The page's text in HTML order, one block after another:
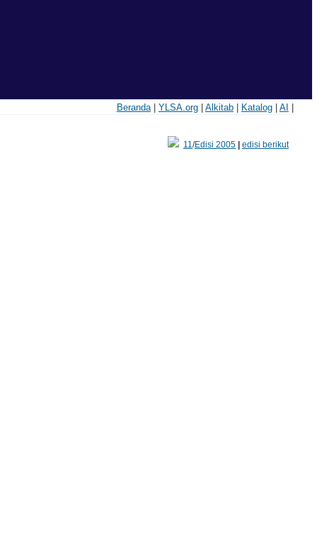
Beranda| YLSA.org| Alkitab| Katalog| AI
11/Edisi 2005| edisi berikut